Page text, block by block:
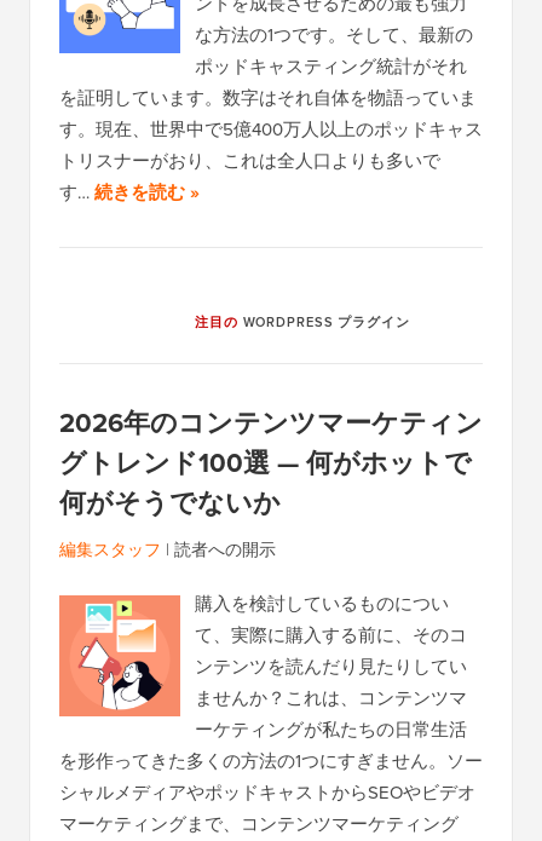
な方法の1つです。そして、最新の
ポッドキャスティング統計がそれ
を証明しています。数字はそれ自体を物語っていま
す。現在、世界中で5億400万人以上のポッドキャス
トリスナーがおり、これは全人口よりも多いで
す…続きを読む »
注目の WORDPRESS プラグイン
2026年のコンテンツマーケティン
グトレンド100選 — 何がホットで
何がそうでないか
編集スタッフ | 読者への開示
購入を検討しているものについ
て、実際に購入する前に、そのコ
ンテンツを読んだり見たりしてい
ませんか？これは、コンテンツマ
ーケティングが私たちの日常生活
を形作ってきた多くの方法の1つにすぎません。ソー
シャルメディアやポッドキャストからSEOやビデオ
マーケティングまで、コンテンツマーケティング